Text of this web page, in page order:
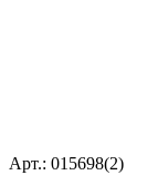
Арт.: 015698(2)